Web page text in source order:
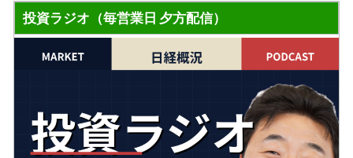
投資ラジオ（毎営業日 夕方配信）